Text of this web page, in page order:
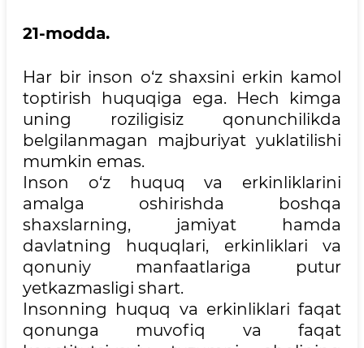
21-modda.
Har bir inson o‘z shaxsini erkin kamol
toptirish huquqiga ega. Hech kimga
uning roziligisiz qonunchilikda
belgilanmagan majburiyat yuklatilishi
mumkin emas.
Inson o‘z huquq va erkinliklarini
amalga oshirishda boshqa
shaxslarning, jamiyat hamda
davlatning huquqlari, erkinliklari va
qonuniy manfaatlariga putur
yetkazmasligi shart.
Insonning huquq va erkinliklari faqat
qonunga muvofiq va faqat